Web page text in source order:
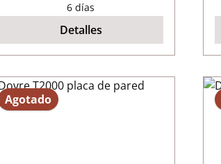
6 días
Detalles
Agotado